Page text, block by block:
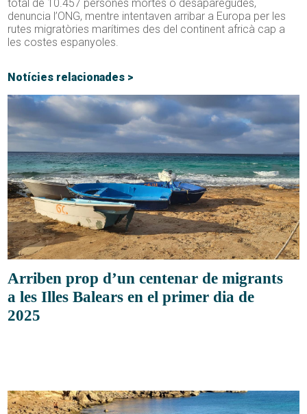
total de 10.457 persones mortes o desaparegudes,
denuncia l’ONG, mentre intentaven arribar a Europa per les
rutes migratòries marítimes des del continent africà cap a
les costes espanyoles.
Notícies relacionades >
Arriben prop d’un centenar de migrants
a les Illes Balears en el primer dia de
2025